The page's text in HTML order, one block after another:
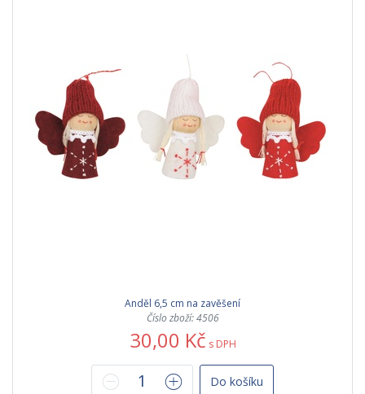
Anděl 6,5 cm na zavěšení
Číslo zboží: 4506
30,00 Kč s DPH
Do košíku